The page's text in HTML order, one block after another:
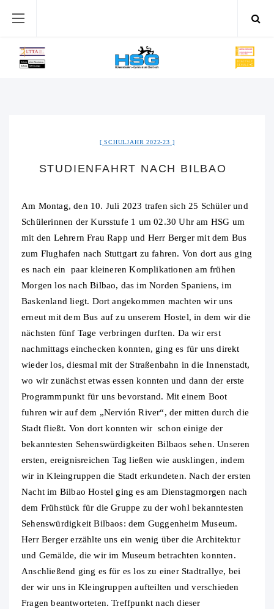
SCHULJAHR 2022-23
STUDIENFAHRT NACH BILBAO
Am Montag, den 10. Juli 2023 trafen sich 25 Schüler und
Schülerinnen der Kursstufe 1 um 02.30 Uhr am HSG um
mit den Lehrern Frau Rapp und Herr Berger mit dem Bus
zum Flughafen nach Stuttgart zu fahren. Von dort aus ging
es nach ein paar kleineren Komplikationen am frühen
Morgen los nach Bilbao, das im Norden Spaniens, im
Baskenland liegt. Dort angekommen machten wir uns
erneut mit dem Bus auf zu unserem Hostel, in dem wir die
nächsten fünf Tage verbringen durften. Da wir erst
nachmittags einchecken konnten, ging es für uns direkt
wieder los, diesmal mit der Straßenbahn in die Innenstadt,
wo wir zunächst etwas essen konnten und dann der erste
Programmpunkt für uns bevorstand. Mit einem Boot
fuhren wir auf dem „Nervión River“, der mitten durch die
Stadt fließt. Von dort konnten wir schon einige der
bekanntesten Sehenswürdigkeiten Bilbaos sehen. Unseren
ersten, ereignisreichen Tag ließen wie ausklingen, indem
wir in Kleingruppen die Stadt erkundeten. Nach der ersten
Nacht im Bilbao Hostel ging es am Dienstagmorgen nach
dem Frühstück für die Gruppe zu der wohl bekanntesten
Sehenswürdigkeit Bilbaos: dem Guggenheim Museum.
Herr Berger erzählte uns ein wenig über die Architektur
und Gemälde, die wir im Museum betrachten konnten.
Anschließend ging es für es los zu einer Stadtrallye, bei
der wir uns in Kleingruppen aufteilten und verschieden
Fragen beantworteten. Treffpunkt nach dieser